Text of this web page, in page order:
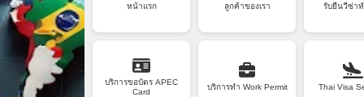
หน้าแรก ลูกค้าของเรา รับยื่นวีซ่า
บริการขอบัตร APEC
Card
บริการทำ Work Permit Thai Visa